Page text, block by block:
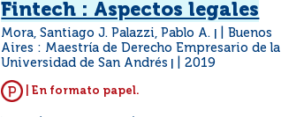
Fintech : Aspectos legales
Mora, Santiago J. Palazzi, Pablo A.
Buenos
Aires : Maestría de Derecho Empresario de la
Universidad de San Andrés
2019
| En formato papel.